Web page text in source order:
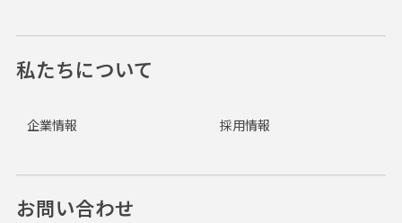
私たちについて
企業情報 採用情報
お問い合わせ